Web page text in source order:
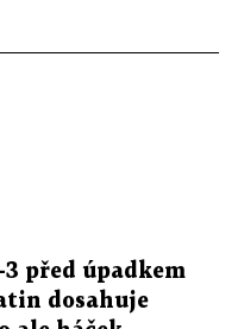
před úpadkem
dosahuje